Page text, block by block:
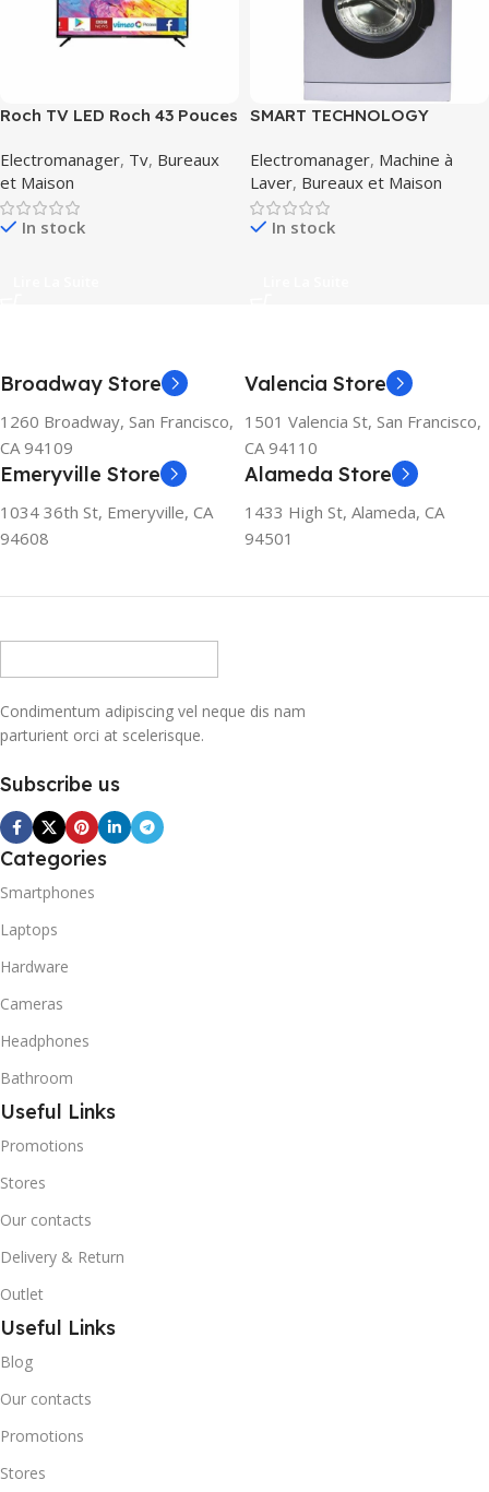
Roch TV LED Roch 43 Pouces
Intégré
Electromanager, Tv, Bureaux
et Maison
In stock
SMART TECHNOLOGY
7Kg
Electromanager, Machine à
Laver, Bureaux et Maison
In stock
Broadway Store
1260 Broadway, San Francisco,
CA 94109
Valencia Store
1501 Valencia St, San Francisco,
CA 94110
Emeryville Store
1034 36th St, Emeryville, CA
94608
Alameda Store
1433 High St, Alameda, CA
94501
Condimentum adipiscing vel neque dis nam
parturient orci at scelerisque.
Subscribe us
Categories
Smartphones
Laptops
Hardware
Cameras
Headphones
Bathroom
Useful Links
Promotions
Stores
Our contacts
Delivery & Return
Outlet
Useful Links
Blog
Our contacts
Promotions
Stores